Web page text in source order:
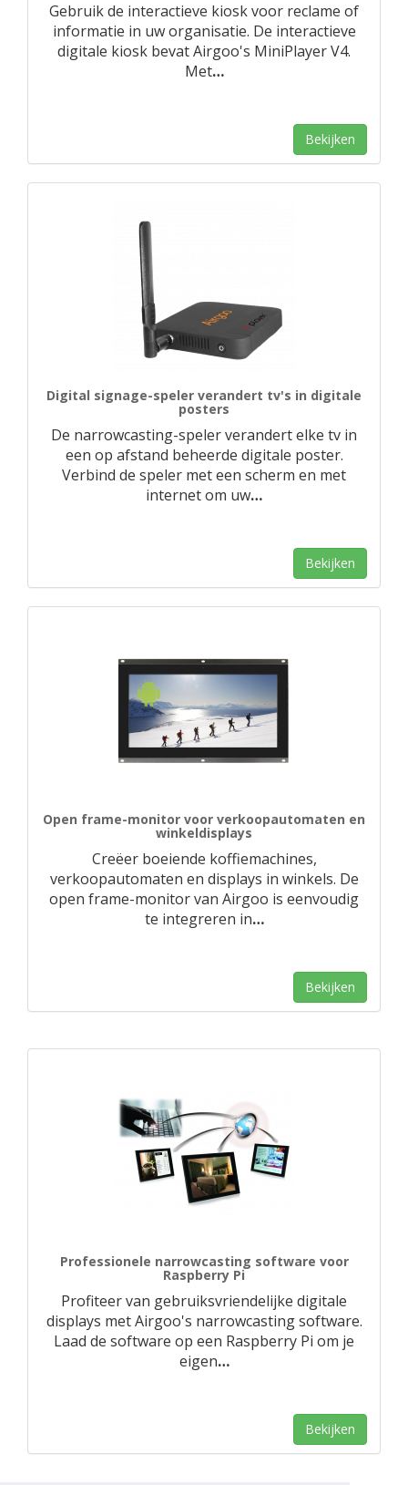
Gebruik de interactieve kiosk voor reclame of
informatie in uw organisatie. De interactieve
digitale kiosk bevat Airgoo's MiniPlayer V4.
Met…
Bekijken
Digital signage-speler verandert tv's in digitale
posters
De narrowcasting-speler verandert elke tv in
een op afstand beheerde digitale poster.
Verbind de speler met een scherm en met
internet om uw…
Bekijken
Open frame-monitor voor verkoopautomaten en
winkeldisplays
Creëer boeiende koffiemachines,
verkoopautomaten en displays in winkels. De
open frame-monitor van Airgoo is eenvoudig
te integreren in…
Bekijken
Professionele narrowcasting software voor
Raspberry Pi
Profiteer van gebruiksvriendelijke digitale
displays met Airgoo's narrowcasting software.
Laad de software op een Raspberry Pi om je
eigen…
Bekijken